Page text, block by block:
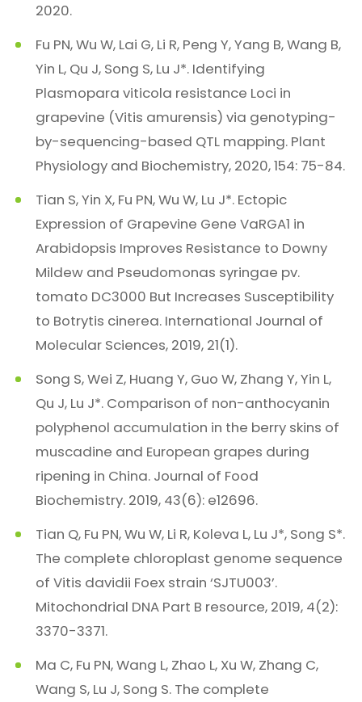
2020.
Fu PN, Wu W, Lai G, Li R, Peng Y, Yang B, Wang B,
Yin L, Qu J, Song S, Lu J*. Identifying
Plasmopara viticola resistance Loci in
grapevine (Vitis amurensis) via genotyping-
by-sequencing-based QTL mapping. Plant
Physiology and Biochemistry, 2020, 154: 75-84.
Tian S, Yin X, Fu PN, Wu W, Lu J*. Ectopic
Expression of Grapevine Gene VaRGA1 in
Arabidopsis Improves Resistance to Downy
Mildew and Pseudomonas syringae pv.
tomato DC3000 But Increases Susceptibility
to Botrytis cinerea. International Journal of
Molecular Sciences, 2019, 21(1).
Song S, Wei Z, Huang Y, Guo W, Zhang Y, Yin L,
Qu J, Lu J*. Comparison of non-anthocyanin
polyphenol accumulation in the berry skins of
muscadine and European grapes during
ripening in China. Journal of Food
Biochemistry. 2019, 43(6): e12696.
Tian Q, Fu PN, Wu W, Li R, Koleva L, Lu J*, Song S*.
The complete chloroplast genome sequence
of Vitis davidii Foex strain ‘SJTU003’.
Mitochondrial DNA Part B resource, 2019, 4(2):
3370-3371.
Ma C, Fu PN, Wang L, Zhao L, Xu W, Zhang C,
Wang S, Lu J, Song S. The complete